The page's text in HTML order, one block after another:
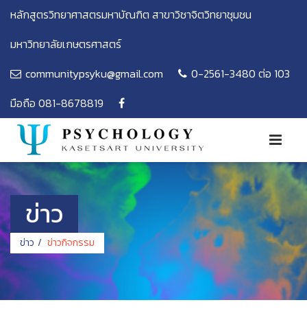
หลักสูตรวิทยาศาสตรมหาบัณฑิต สาขาวิชาจิตวิทยาชุมชน
มหาวิทยาลัยเกษตรศาสตร์
communitypsyku@gmail.com
0-2561-3480 ต่อ 103
มือถือ 081-8678819
ข่าว
ข่าว ข่าวกิจกรรม